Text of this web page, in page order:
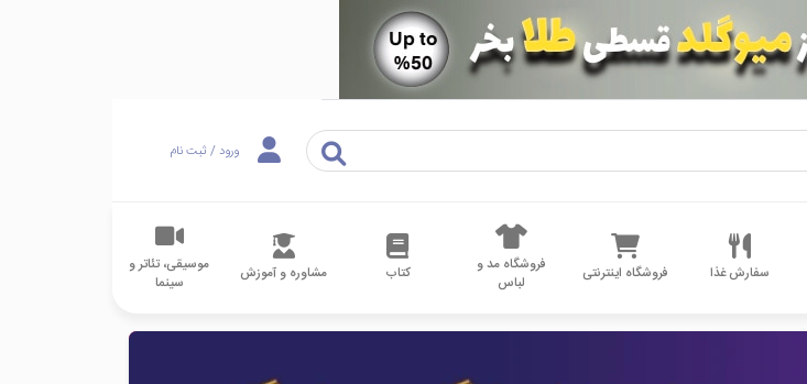
ورود / ثبت نام
سفارش غذا فروشگاه اینترنتی
فروشگاه مد و
لباس
کتاب مشاوره و آموزش
موسیقی، تئاتر و
سینما